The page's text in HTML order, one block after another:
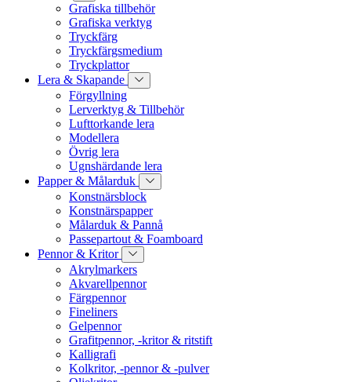
Grafiska tillbehör
Grafiska verktyg
Tryckfärg
Tryckfärgsmedium
Tryckplattor
Lera & Skapande
Förgyllning
Lerverktyg & Tillbehör
Lufttorkande lera
Modellera
Övrig lera
Ugnshärdande lera
Papper & Målarduk
Konstnärsblock
Konstnärspapper
Målarduk & Pannå
Passepartout & Foamboard
Pennor & Kritor
Akrylmarkers
Akvarellpennor
Färgpennor
Fineliners
Gelpennor
Grafitpennor, -kritor & ritstift
Kalligrafi
Kolkritor, -pennor & -pulver